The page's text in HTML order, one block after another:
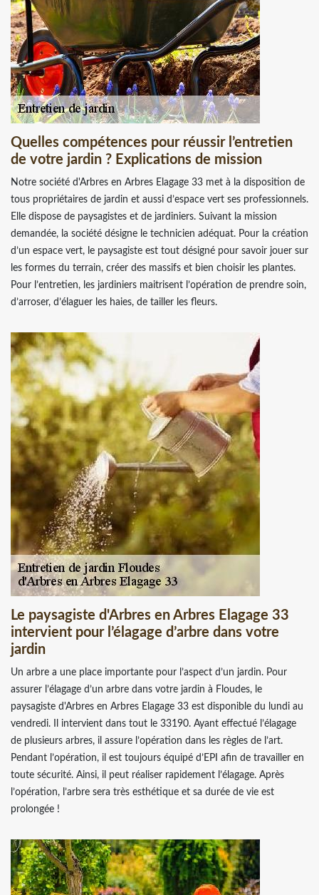
Quelles compétences pour réussir l’entretien
de votre jardin ? Explications de mission
Notre société d'Arbres en Arbres Elagage 33 met à la disposition de
tous propriétaires de jardin et aussi d’espace vert ses professionnels.
Elle dispose de paysagistes et de jardiniers. Suivant la mission
demandée, la société désigne le technicien adéquat. Pour la création
d’un espace vert, le paysagiste est tout désigné pour savoir jouer sur
les formes du terrain, créer des massifs et bien choisir les plantes.
Pour l’entretien, les jardiniers maitrisent l’opération de prendre soin,
d’arroser, d’élaguer les haies, de tailler les fleurs.
Le paysagiste d'Arbres en Arbres Elagage 33
intervient pour l’élagage d’arbre dans votre
jardin
Un arbre a une place importante pour l’aspect d’un jardin. Pour
assurer l’élagage d’un arbre dans votre jardin à Floudes, le
paysagiste d'Arbres en Arbres Elagage 33 est disponible du lundi au
vendredi. Il intervient dans tout le 33190. Ayant effectué l’élagage
de plusieurs arbres, il assure l’opération dans les règles de l’art.
Pendant l’opération, il est toujours équipé d’EPI afin de travailler en
toute sécurité. Ainsi, il peut réaliser rapidement l’élagage. Après
l’opération, l’arbre sera très esthétique et sa durée de vie est
prolongée !